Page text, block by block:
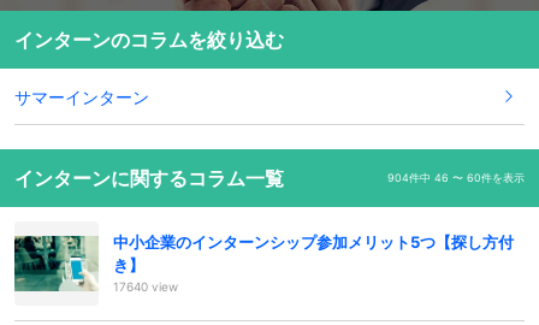
インターンのコラムを絞り込む
サマーインターン
インターンに関するコラム一覧 904件中 46 〜 60件を表示
中小企業のインターンシップ参加メリット5つ【探し方付
き】
17640 view